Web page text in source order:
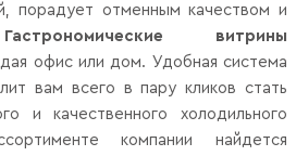
порадует отменным качеством и
Гастрономические витрины
офис или дом. Удобная система
вам всего в пару кликов стать
и качественного холодильного
компании найдется